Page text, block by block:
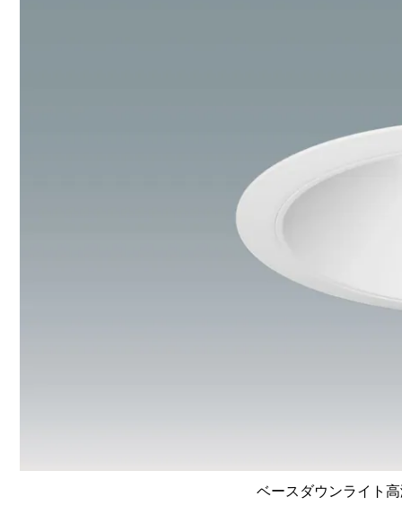
ベースダウンライト